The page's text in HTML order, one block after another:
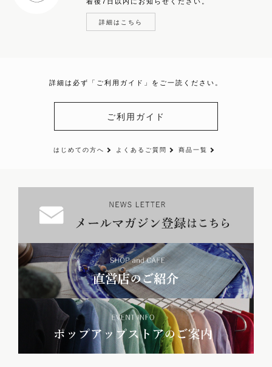
詳細はこちら
詳細は必ず「ご利用ガイド」をご一読ください。
ご利用ガイド
はじめての方へ よくあるご質問 商品一覧